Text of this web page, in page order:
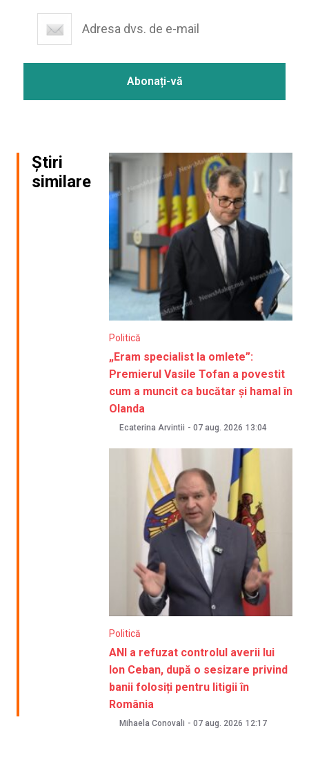
Știri
similare
Politică
„Eram specialist la omlete”:
Premierul Vasile Tofan a povestit
cum a muncit ca bucătar și hamal în
Olanda
Ecaterina Arvintii - 07 aug. 2026 13:04
Politică
ANI a refuzat controlul averii lui
Ion Ceban, după o sesizare privind
banii folosiți pentru litigii în
România
Mihaela Conovali - 07 aug. 2026 12:17